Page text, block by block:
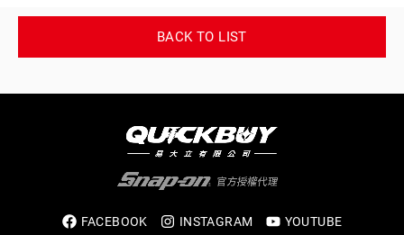
BACK TO LIST
FACEBOOK INSTAGRAM YOUTUBE